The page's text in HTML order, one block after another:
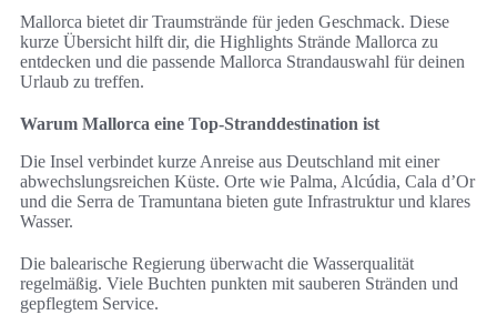
Mallorca bietet dir Traumstrände für jeden Geschmack. Diese
kurze Übersicht hilft dir, die Highlights Strände Mallorca zu
entdecken und die passende Mallorca Strandauswahl für deinen
Urlaub zu treffen.
Warum Mallorca eine Top-Stranddestination ist
Die Insel verbindet kurze Anreise aus Deutschland mit einer
abwechslungsreichen Küste. Orte wie Palma, Alcúdia, Cala d’Or
und die Serra de Tramuntana bieten gute Infrastruktur und klares
Wasser.
Die balearische Regierung überwacht die Wasserqualität
regelmäßig. Viele Buchten punkten mit sauberen Stränden und
gepflegtem Service.